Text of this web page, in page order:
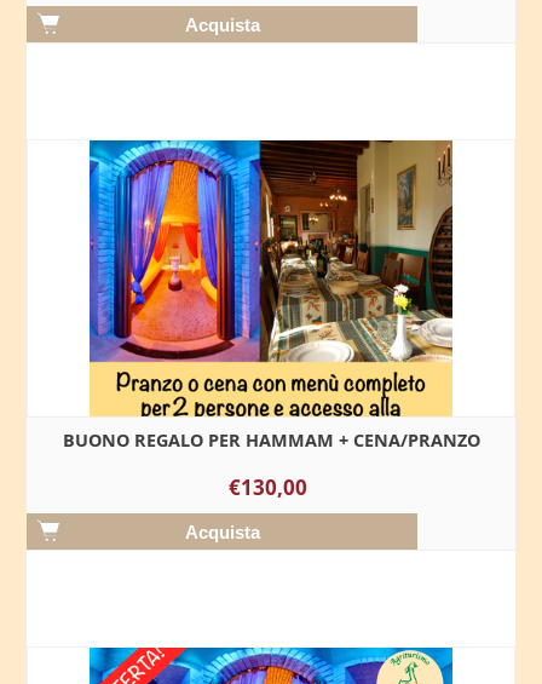
BUONO REGALO PER HAMMAM + CENA/PRANZO
€130,00